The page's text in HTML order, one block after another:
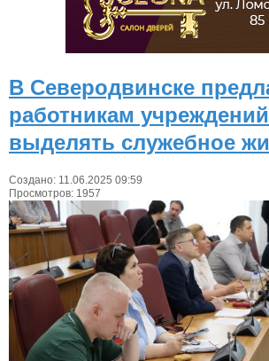
В Северодвинске
работникам
выделять служебное
Создано: 11.06.2025 09:59
Просмотров: 1957